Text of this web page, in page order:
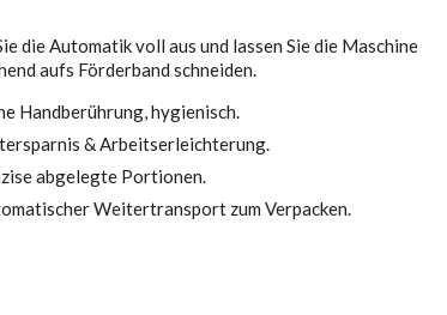
die Automatik voll aus und lassen Sie die Maschine
aufs Förderband schneiden.
Handberührung, hygienisch.
& Arbeitserleichterung.
abgelegte Portionen.
Weitertransport zum Verpacken.